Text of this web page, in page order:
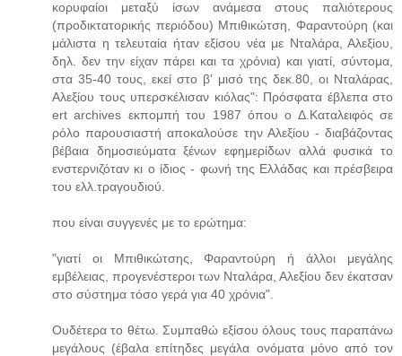
κορυφαίοι μεταξύ ίσων ανάμεσα στους παλιότερους
(προδικτατορικής περιόδου) Μπιθικώτση, Φαραντούρη (και
μάλιστα η τελευταία ήταν εξίσου νέα με Νταλάρα, Αλεξίου,
δηλ. δεν την είχαν πάρει και τα χρόνια) και γιατί, σύντομα,
στα 35-40 τους, εκεί στο β' μισό της δεκ.80, οι Νταλάρας,
Αλεξίου τους υπερσκέλισαν κιόλας": Πρόσφατα έβλεπα στο
ert archives εκπομπή του 1987 όπου ο Δ.Καταλειφός σε
ρόλο παρουσιαστή αποκαλούσε την Αλεξίου - διαβάζοντας
βέβαια δημοσιεύματα ξένων εφημερίδων αλλά φυσικά το
ενστερνιζόταν κι ο ίδιος - φωνή της Ελλάδας και πρέσβειρα
του ελλ.τραγουδιού.
που είναι συγγενές με το ερώτημα:
"γιατί οι Μπιθικώτσης, Φαραντούρη ή άλλοι μεγάλης
εμβέλειας, προγενέστεροι των Νταλάρα, Αλεξίου δεν έκατσαν
στο σύστημα τόσο γερά για 40 χρόνια".
Ουδέτερα το θέτω. Συμπαθώ εξίσου όλους τους παραπάνω
μεγάλους (έβαλα επίτηδες μεγάλα ονόματα μόνο από τον